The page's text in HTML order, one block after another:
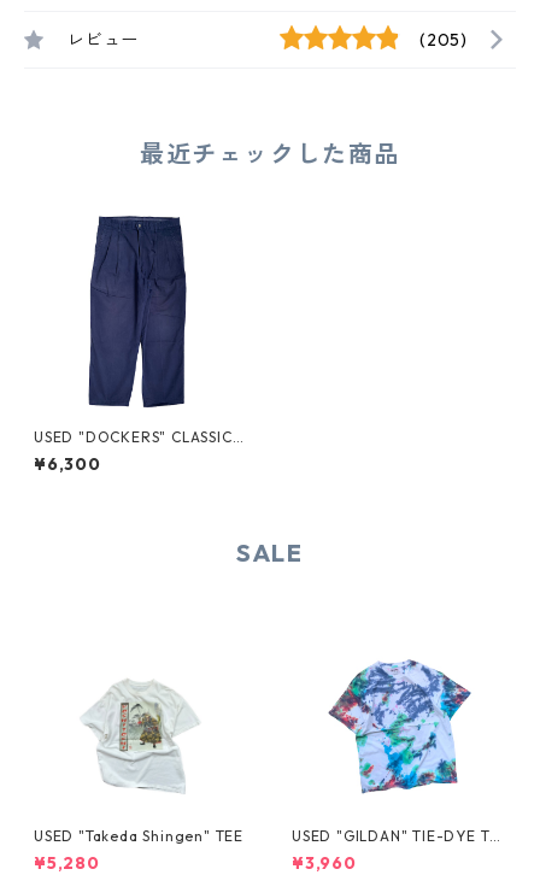
レビュー (205)
最近チェックした商品
USED "DOCKERS" CLASSIC F
IT CHINO
¥6,300
SALE
USED "Takeda Shingen" TEE
¥5,280
USED "GILDAN" TIE-DYE TE
E
¥3,960